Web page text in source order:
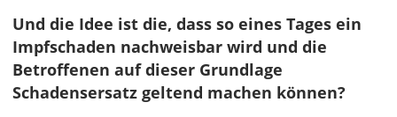
Und die Idee ist die, dass so eines Tages ein
Impfschaden nachweisbar wird und die
Betroffenen auf dieser Grundlage
Schadensersatz geltend machen können?